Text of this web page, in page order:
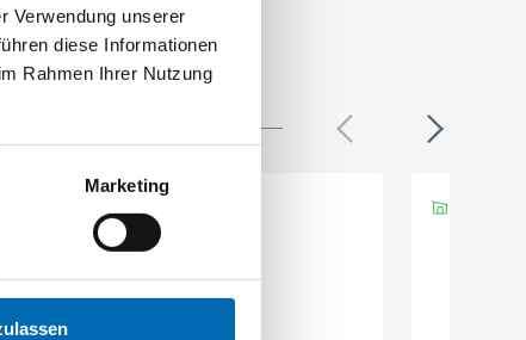
Verwendung unserer
diese Informationen
Rahmen Ihrer Nutzung
Marketing